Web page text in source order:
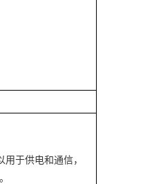
于供电和通信，